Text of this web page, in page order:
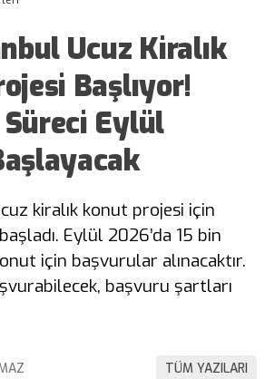
Ucuz Kiralık
Başlıyor!
Eylül
kiralık konut projesi için
Eylül 2026’da 15 bin
için başvurular alınacaktır.
başvuru şartları
TÜM YAZILARI